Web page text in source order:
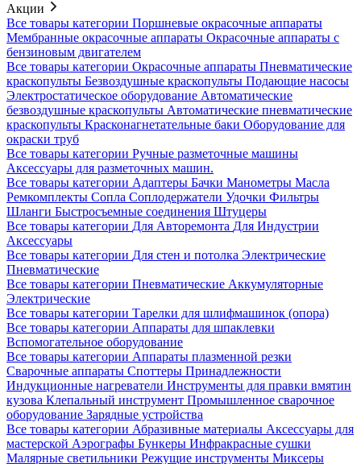
Акции
Все товары категории Поршневые окрасочные аппараты
Мембранные окрасочные аппараты Окрасочные аппараты с
бензиновым двигателем
Все товары категории Окрасочные аппараты Пневматические
краскопульты Безвоздушные краскопульты Подающие насосы
Электростатическое оборудование Автоматические
безвоздушные краскопульты Автоматические пневматические
краскопульты Красконагнетательные баки Оборудование для
окраски труб
Все товары категории Ручные разметочные машины
Аксессуары для разметочных машин.
Все товары категории Адаптеры Бачки Манометры Масла
Ремкомплекты Сопла Соплодержатели Удочки Фильтры
Шланги Быстросъемные соединения Штуцеры
Все товары категории Для Авторемонта Для Индустрии
Аксессуары
Все товары категории Для стен и потолка Электрические
Пневматические
Все товары категории Пневматические Аккумуляторные
Электрические
Все товары категории Тарелки для шлифмашинок (опора)
Все товары категории Аппараты для шпаклевки
Вспомогательное оборудование
Все товары категории Аппараты плазменной резки
Сварочные аппараты Споттеры Принадлежности
Индукционные нагреватели Инструменты для правки вмятин
кузова Клепальный инструмент Промышленное сварочное
оборудование Зарядные устройства
Все товары категории Абразивные материалы Аксессуары для
мастерской Аэрографы Бункеры Инфракрасные сушки
Малярные светильники Режущие инструменты Миксеры